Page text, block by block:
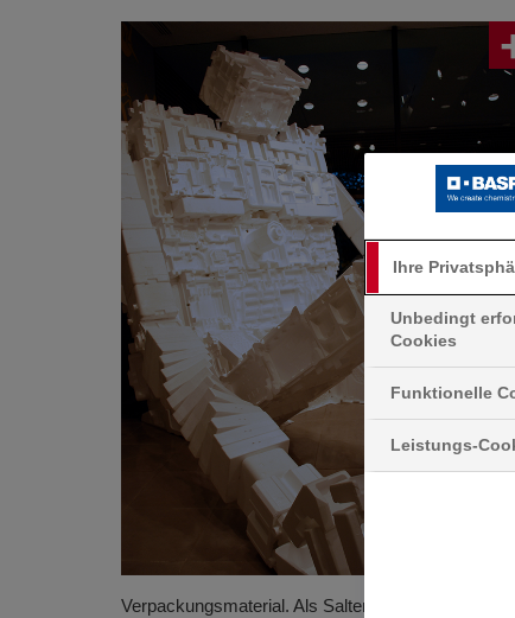
Verpackungsmaterial. Als Salter begann sich mit
Ihre
Unbedingt
Cookies
Funktionelle
Leistungs-